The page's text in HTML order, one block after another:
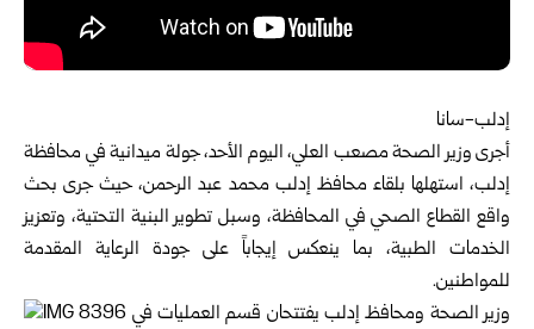
إدلب-سانا
أجرى وزير الصحةمصعب العلي، اليوم الأحد، جولة ميدانية في محافظة
إدلب، استهلها بلقاء محافظإدلب محمد عبد الرحمن، حيث جرى بحث
واقع القطاع الصحي في المحافظة، وسبل تطوير البنية التحتية، وتعزيز
الخدمات الطبية، بما ينعكس إيجاباً على جودة الرعاية المقدمة
للمواطنين.